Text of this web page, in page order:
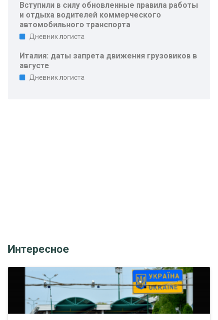
Вступили в силу обновленные правила работы
и отдыха водителей коммерческого
автомобильного транспорта
Дневник логиста
Италия: даты запрета движения грузовиков в
августе
Дневник логиста
Интересное